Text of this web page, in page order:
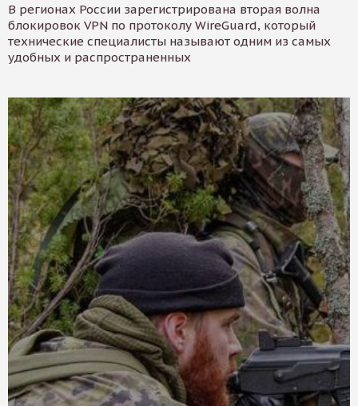
В регионах России зарегистрирована вторая волна
блокировок VPN по протоколу WireGuard, который
технические специалисты называют одним из самых
удобных и распространенных